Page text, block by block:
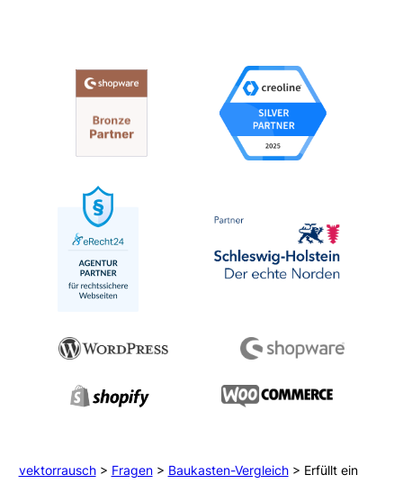
vektorrausch> Fragen> Baukasten-Vergleich> Erfüllt ein